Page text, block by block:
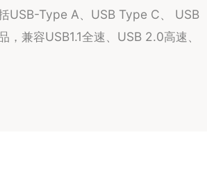
USB-Type A、USB Type C、 USB
，兼容USB1.1全速、USB 2.0高速、